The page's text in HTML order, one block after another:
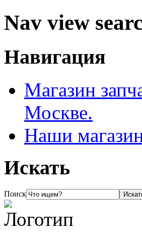
Nav view
Навигация
Магазин
Москве.
Наши
Искать
Поиск